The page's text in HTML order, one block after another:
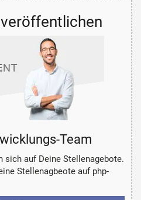
Team
sich auf Deine Stellenagebote.
Stellenagbeote auf php-